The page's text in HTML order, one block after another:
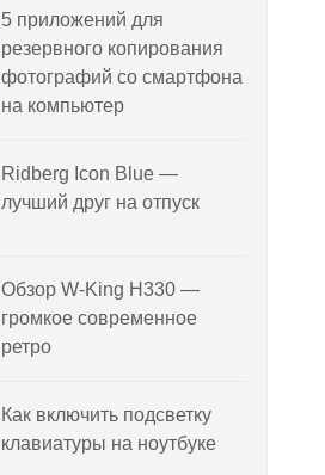
5 приложений для
резервного копирования
фотографий со смартфона
на компьютер
Ridberg Icon Blue —
лучший друг на отпуск
Обзор W-King H330 —
громкое современное
ретро
Как включить подсветку
клавиатуры на ноутбуке